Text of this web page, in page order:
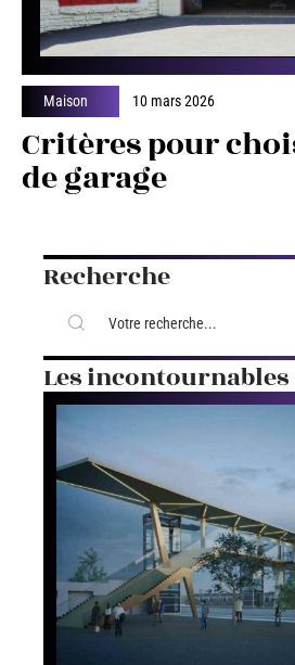
Maison 10 mars 2026
Critères pour
de garage
Recherche
Les incontournables